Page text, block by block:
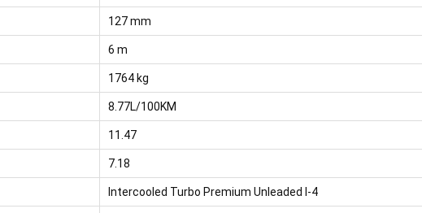
127 mm
6 m
1764 kg
8.77L/100KM
11.47
7.18
Intercooled Turbo Premium Unleaded I-4